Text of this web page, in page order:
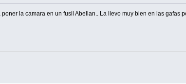
la camara en un fusil Abellan.. La llevo muy bien en las gafas